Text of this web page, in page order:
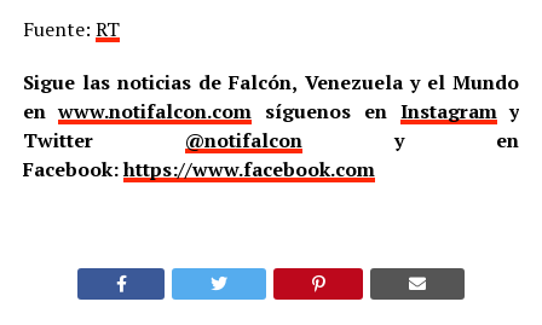
Fuente: RT
Sigue las noticias de Falcón, Venezuela y el Mundo
enwww.notifalcon.com síguenos en Instagramy
Twitter @notifalcony en
Facebook:https://www.facebook.com